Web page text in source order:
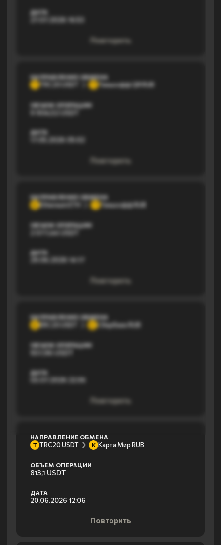
ДАТА
27.07.2026 16:53
Повторить
НАПРАВЛЕНИЕ ОБМЕНА
T
Тинькофф QR RUB
ОБЪЕМ ОПЕРАЦИИ
ДАТА
17.05.2026 05:02
Повторить
НАПРАВЛЕНИЕ ОБМЕНА
Ethereum ETH Тинькофф RUB
ОБЪЕМ ОПЕРАЦИИ
2 077,44 USDT
ДАТА
29.06.2026 14:17
Повторить
НАПРАВЛЕНИЕ ОБМЕНА
ERC20 USDT Сбербанк RUB
ОБЪЕМ ОПЕРАЦИИ
ДАТА
03.07.2026 22:36
Повторить
НАПРАВЛЕНИЕ ОБМЕНА
T TRC20 USDT К Карта Мир RUB
ОБЪЕМ ОПЕРАЦИИ
813,1 USDT
ДАТА
20.06.2026 12:06
Повторить